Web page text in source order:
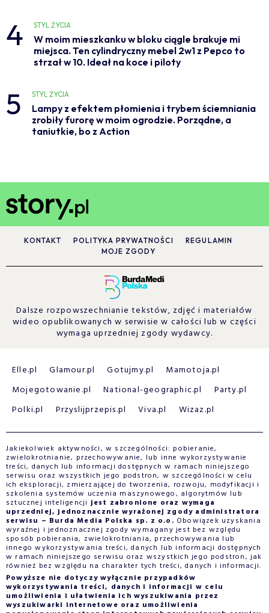
4 STYL ŻYCIA
W moim mieszkanku w bloku ciągle brakuje mi
miejsca. Ten cylindryczny mebel 2w1 z Pepco to
strzał w 10. Ideał na koce i piloty
5 STYL ŻYCIA
Lampy z efektem płomienia i trybem ściemniania
zrobiły furorę w moim ogrodzie. Porządne, a
taniutkie, bo z Action
KONTAKT POLITYKA PRYWATNOŚCI
REGULAMIN
MOJE ZGODY
Dalsze rozpowszechnianie tekstów, zdjęć i materiałów
wideo opublikowanych w serwisie w całości lub w części
wymaga uprzedniej zgody wydawcy.
Elle.pl Glamour.pl Gotujmy.pl
Mamotoja.pl
Mojegotowanie.pl
National-geographic.pl
Party.pl
Polki.pl
Przyslijprzepis.pl Viva.pl Wizaz.pl
Jakiekolwiek aktywności, w szczególności: pobieranie,
zwielokrotnianie, przechowywanie, lub inne wykorzystywanie
treści, danych lub informacji dostępnych w ramach niniejszego
serwisu oraz wszystkich jego podstron, w szczególności w celu
ich eksploracji, zmierzającej do tworzenia, rozwoju, modyfikacji i
szkolenia systemów uczenia maszynowego, algorytmów lub
sztucznej inteligencjijest zabronione oraz wymaga
uprzedniej, jednoznacznie wyrażonej zgody administratora
serwisu – Burda Media Polska sp. z o.o. Obowiązek uzyskania
wyraźnej i jednoznacznej zgody wymagany jest bez względu
sposób pobierania, zwielokrotniania, przechowywania lub
innego wykorzystywania treści, danych lub informacji dostępnych
w ramach niniejszego serwisu oraz wszystkich jego podstron, jak
również bez względu na charakter tych treści, danych i informacji.
Powyższe nie dotyczy wyłącznie przypadków
wykorzystywania treści, danych i informacji w celu
umożliwienia i ułatwienia ich wyszukiwania przez
wyszukiwarki internetowe oraz umożliwienia